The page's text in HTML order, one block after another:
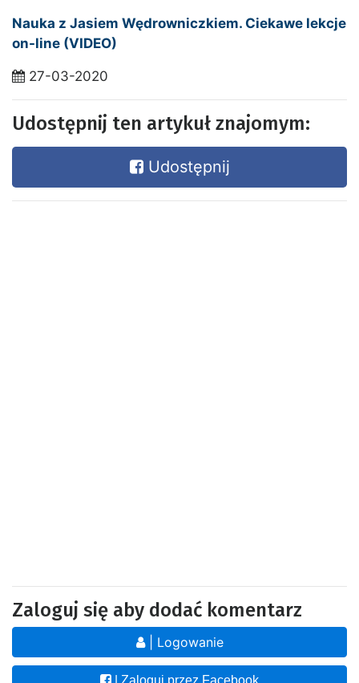
Nauka z Jasiem Wędrowniczkiem. Ciekawe lekcje
on-line (VIDEO)
27-03-2020
Udostępnij ten artykuł znajomym:
Udostępnij
Zaloguj się aby dodać komentarz
| Logowanie
| Zaloguj przez Facebook